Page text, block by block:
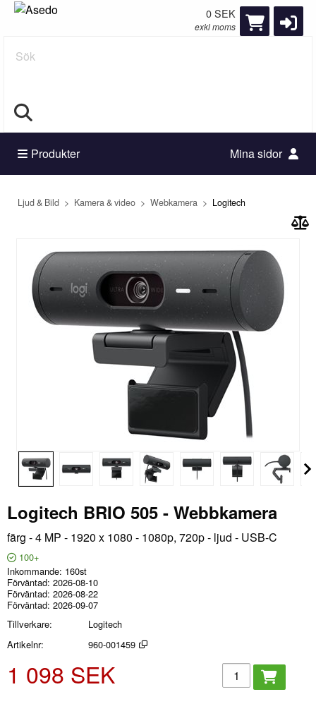
0 SEK
exkl moms
Sök
Produkter Mina sidor
Ljud & Bild Kamera & video Webkamera Logitech
Logitech BRIO 505 - Webbkamera
färg - 4 MP - 1920 x 1080 - 1080p, 720p - ljud - USB-C
100+
Inkommande 160st
Förväntad 2026-08-10
Förväntad 2026-08-22
Förväntad 2026-09-07
Tillverkare
Logitech
Artikelnr
960-001459
1 098 SEK Lägg i kundvagn